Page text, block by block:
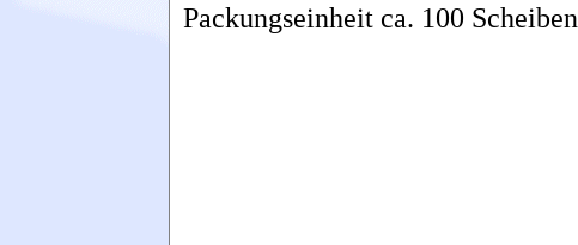
Packungseinheit ca. 100 Scheiben